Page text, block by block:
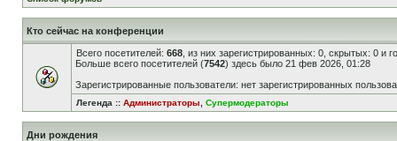
Кто сейчас на конференции
Всего посетителей: 668 , из них зарегистрированных: 0, скрытых: 0 и
Больше всего посетителей (7542) здесь было 21 фев 2026, 01:28
Зарегистрированные пользователи: нет зарегистрированных
Легенда :: Администраторы Супермодераторы
Дни рождения